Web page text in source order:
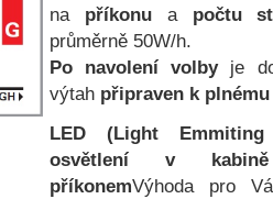
na příkonua počtu
průměrně 50W/h.
Po navolení volby je
výtah připraven k
LED (Light Emmiting
osvětlení v
příkonemVýhoda pro